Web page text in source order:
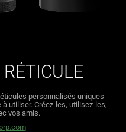
personnalisés uniques
à utiliser. Créez-les, utilisez-les,
vos amis.